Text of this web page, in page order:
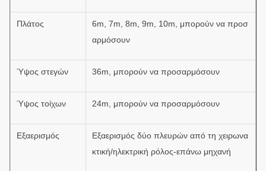
Πλάτος
6m, 7m, 8m, 9m, 10m, μπορούν να προσ
αρμόσουν
Ύψος στεγών 36m, μπορούν να προσαρμόσουν
Ύψος τοίχων 24m, μπορούν να προσαρμόσουν
Εξαερισμός
Εξαερισμός δύο πλευρών από τη χειρωνα
κτική/ηλεκτρική ρόλος-επάνω μηχανή